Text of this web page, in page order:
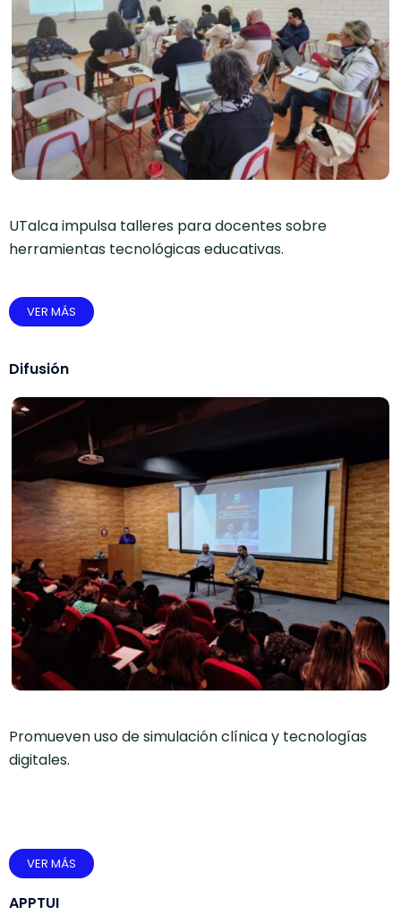
UTalca impulsa talleres para docentes sobre
herramientas tecnológicas educativas.
VER MÁS
Difusión
Promueven uso de simulación clínica y tecnologías
digitales.
VER MÁS
APPTUI